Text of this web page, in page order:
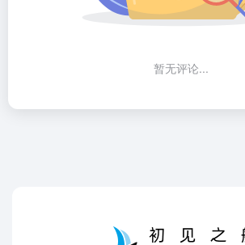
暂无评论...